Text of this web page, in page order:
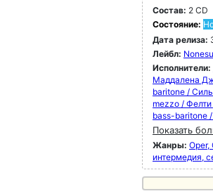
Состав: 2 CD
Состояние:
Дата релиза:
Лейбл:
Исполнители:
Маддалена
baritone /
mezzo /
bass-baritone
Показать
Жанры: Oper,
интермедия,